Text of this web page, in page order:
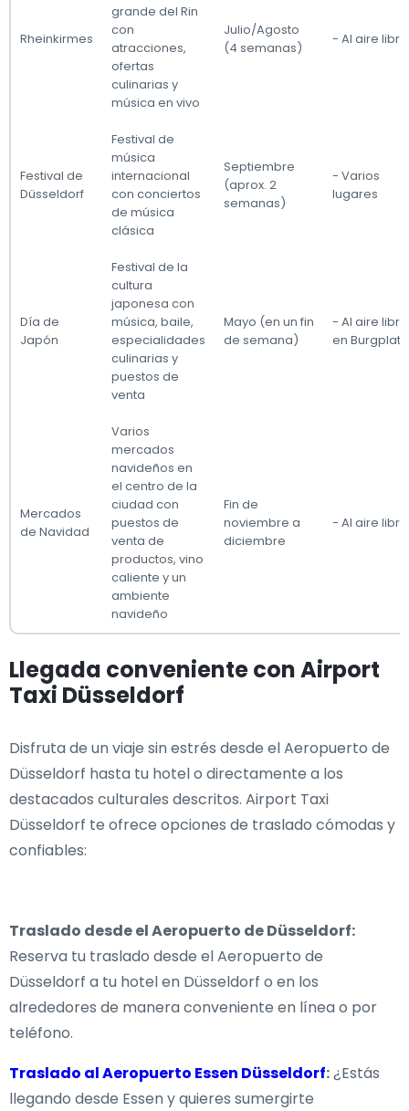
Rheinkirmes
grande del Rin
con
atracciones,
ofertas
culinarias y
música en vivo
Julio/Agosto
(4 semanas)
- Al aire libre
Festival de
Düsseldorf
Festival de
música
internacional
con conciertos
de música
clásica
Septiembre
(aprox. 2
semanas)
- Varios
lugares
Día de
Japón
Festival de la
cultura
japonesa con
música, baile,
especialidades
culinarias y
puestos de
venta
Mayo (en un fin
de semana)
- Al aire libre
en Burgplatz
Mercados
de Navidad
Varios
mercados
navideños en
el centro de la
ciudad con
puestos de
venta de
productos, vino
caliente y un
ambiente
navideño
Fin de
noviembre a
diciembre
- Al aire libre
Llegada conveniente con Airport
Taxi Düsseldorf
Disfruta de un viaje sin estrés desde el Aeropuerto de
Düsseldorf hasta tu hotel o directamente a los
destacados culturales descritos. Airport Taxi
Düsseldorf te ofrece opciones de traslado cómodas y
confiables:
Traslado desde el Aeropuerto de Düsseldorf:
Reserva tu traslado desde el Aeropuerto de
Düsseldorf a tu hotel en Düsseldorf o en los
alrededores de manera conveniente en línea o por
teléfono.
Traslado al Aeropuerto Essen Düsseldorf:¿Estás
llegando desde Essen y quieres sumergirte